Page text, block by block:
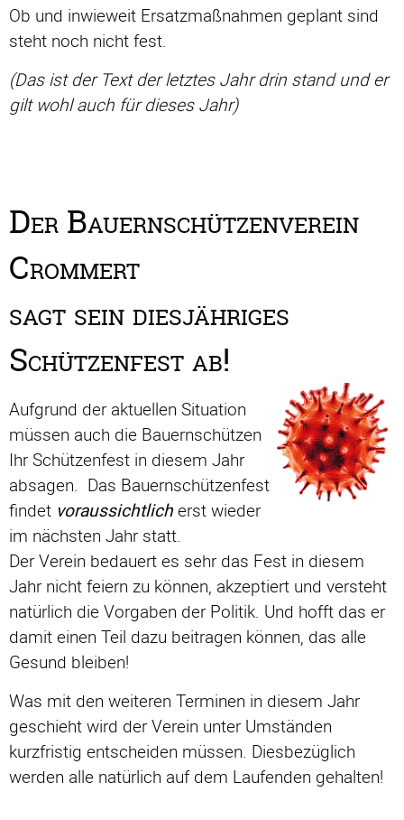
Ob und inwieweit Ersatzmaßnahmen geplant sind
steht noch nicht fest.
(Das ist der Text der letztes Jahr drin stand und er
gilt wohl auch für dieses Jahr)
Der Bauernschützenverein
Crommert
sagt sein diesjähriges
Schützenfest ab!
Aufgrund der aktuellen Situation
müssen auch die Bauernschützen
Ihr Schützenfest in diesem Jahr
absagen. Das Bauernschützenfest
findet voraussichtlicherst wieder
im nächsten Jahr statt.
Der Verein bedauert es sehr das Fest in diesem
Jahr nicht feiern zu können, akzeptiert und versteht
natürlich die Vorgaben der Politik. Und hofft das er
damit einen Teil dazu beitragen können, das alle
Gesund bleiben!
Was mit den weiteren Terminen in diesem Jahr
geschieht wird der Verein unter Umständen
kurzfristig entscheiden müssen. Diesbezüglich
werden alle natürlich auf dem Laufenden gehalten!